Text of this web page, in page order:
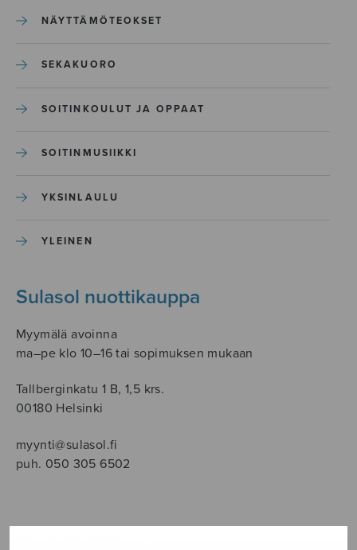
NÄYTTÄMÖTEOKSET
SEKAKUORO
SOITINKOULUT JA OPPAAT
SOITINMUSIIKKI
YKSINLAULU
YLEINEN
Sulasol nuottikauppa
Myymälä avoinna
ma–pe klo 10–16 tai sopimuksen mukaan
Tallberginkatu 1 B, 1,5 krs.
00180 Helsinki
myynti@sulasol.fi
puh. 050 305 6502